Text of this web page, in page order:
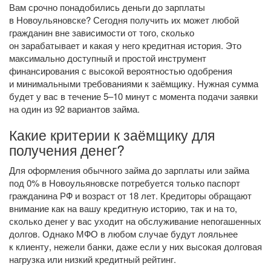
Вам срочно понадобились деньги до зарплаты
в Новоульяновске? Сегодня получить их может любой
гражданин вне зависимости от того, сколько
он зарабатывает и какая у него кредитная история. Это
максимально доступный и простой инструмент
финансирования с высокой вероятностью одобрения
и минимальными требованиями к заёмщику. Нужная сумма
будет у вас в течение 5–10 минут с момента подачи заявки
на один из 92 вариантов займа.
Какие критерии к заёмщику для
получения денег?
Для оформления обычного займа до зарплаты или займа
под 0% в Новоульяновске потребуется только паспорт
гражданина РФ и возраст от 18 лет. Кредиторы обращают
внимание как на вашу кредитную историю, так и на то,
сколько денег у вас уходит на обслуживание непогашенных
долгов. Однако МФО в любом случае будут лояльнее
к клиенту, нежели банки, даже если у них высокая долговая
нагрузка или низкий кредитный рейтинг.